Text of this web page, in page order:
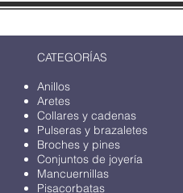
CATEGORÍAS
Anillos
Aretes
Collares y cadenas
Pulseras y brazaletes
Broches y pines
Conjuntos de joyería
Mancuernillas
Pisacorbatas